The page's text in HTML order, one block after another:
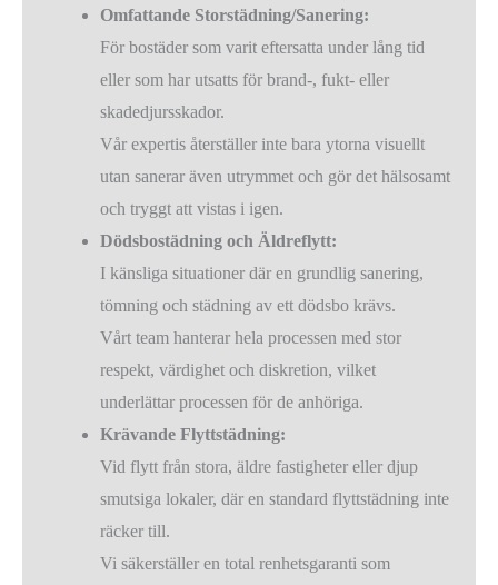
Omfattande Storstädning/Sanering:
För bostäder som varit eftersatta under lång tid
eller som har utsatts för brand-, fukt- eller
skadedjursskador.
Vår expertis återställer inte bara ytorna visuellt
utan sanerar även utrymmet och gör det hälsosamt
och tryggt att vistas i igen.
Dödsbostädning och Äldreflytt:
I känsliga situationer där en grundlig sanering,
tömning och städning av ett dödsbo krävs.
Vårt team hanterar hela processen med stor
respekt, värdighet och diskretion, vilket
underlättar processen för de anhöriga.
Krävande Flyttstädning:
Vid flytt från stora, äldre fastigheter eller djup
smutsiga lokaler, där en standard flyttstädning inte
räcker till.
Vi säkerställer en total renhetsgaranti som